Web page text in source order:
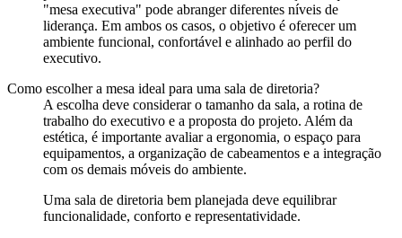
"mesa executiva" pode abranger diferentes níveis de
liderança. Em ambos os casos, o objetivo é oferecer um
ambiente funcional, confortável e alinhado ao perfil do
executivo.
Como escolher a mesa ideal para uma sala de diretoria?
A escolha deve considerar o tamanho da sala, a rotina de
trabalho do executivo e a proposta do projeto. Além da
estética, é importante avaliar a ergonomia, o espaço para
equipamentos, a organização de cabeamentos e a integração
com os demais móveis do ambiente.
Uma sala de diretoria bem planejada deve equilibrar
funcionalidade, conforto e representatividade.